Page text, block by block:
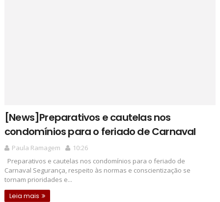
[News]Preparativos e cautelas nos
condomínios para o feriado de Carnaval
Paula Ramagem
10:26
Preparativos e cautelas nos condomínios para o feriado de
Carnaval Segurança, respeito às normas e conscientização se
tornam prioridades e...
Leia mais